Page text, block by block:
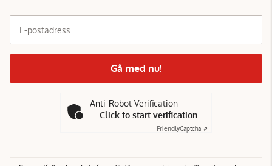
E-postadress
Gå med nu!
Anti-Robot Verification
Click to start verification
FriendlyCaptcha ⇗